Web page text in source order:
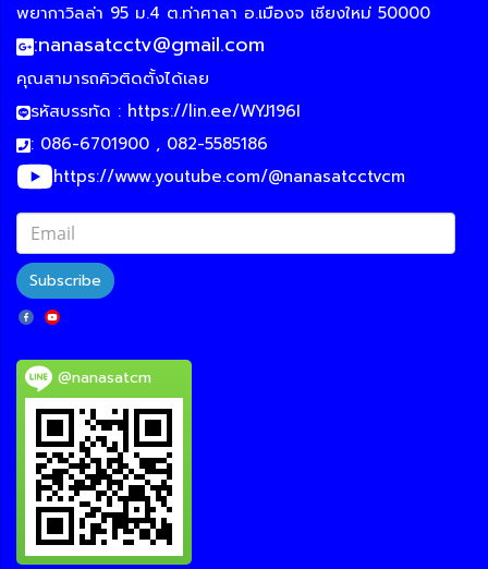
พยากาวิลล่า 95 ม.4 ต.ท่าศาลา อ.เมืองจ เชียงใหม่ 50000
:nanasatcctv@gmail.com
คุณสามารถคิวติดตั้งได้เลย
รหัสบรรทัด : https://lin.ee/WYJ196I
: 086-6701900 , 082-5585186
https://www.youtube.com/@nanasatcctvcm
Subscribe
@nanasatcm